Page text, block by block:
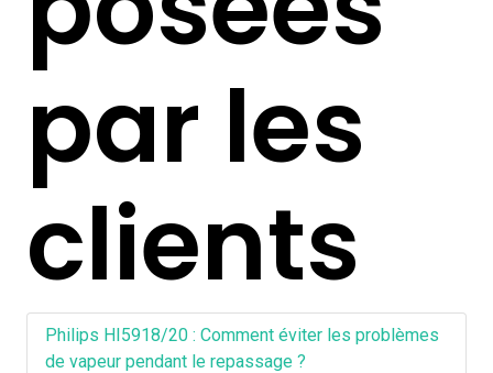
par les
clients
Philips HI5918/20 : Comment éviter les problèmes
de vapeur pendant le repassage ?